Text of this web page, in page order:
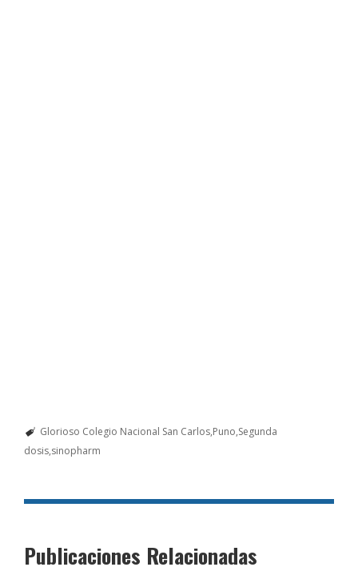
Glorioso Colegio Nacional San Carlos Puno Segunda
dosis sinopharm
Publicaciones Relacionadas